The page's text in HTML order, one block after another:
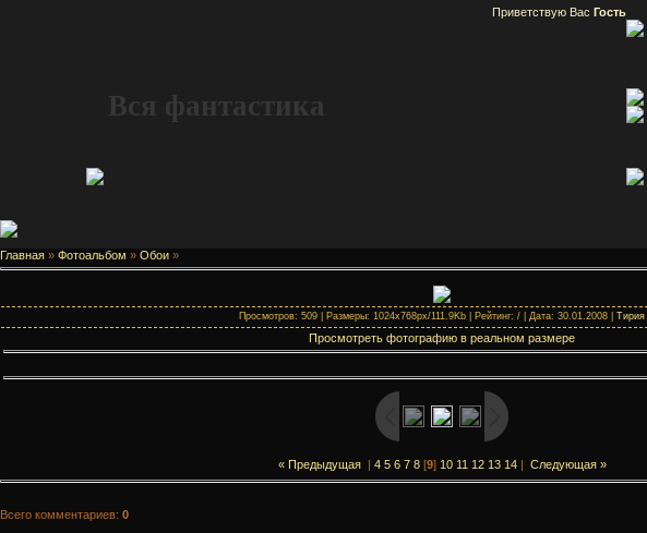
Приветствую Вас Гость
Вся фантастика
Главная » Фотоальбом » Обои »
Просмотров: 509 | Размеры: 1024x768px/111.9Kb | Рейтинг: / | Дата: 30.01.2008 | Тирия
Просмотреть фотографию в реальном размере
« Предыдущая| 4 5 6 7 8[9] 10 11 12 13 14| Следующая »
Всего комментариев: 0